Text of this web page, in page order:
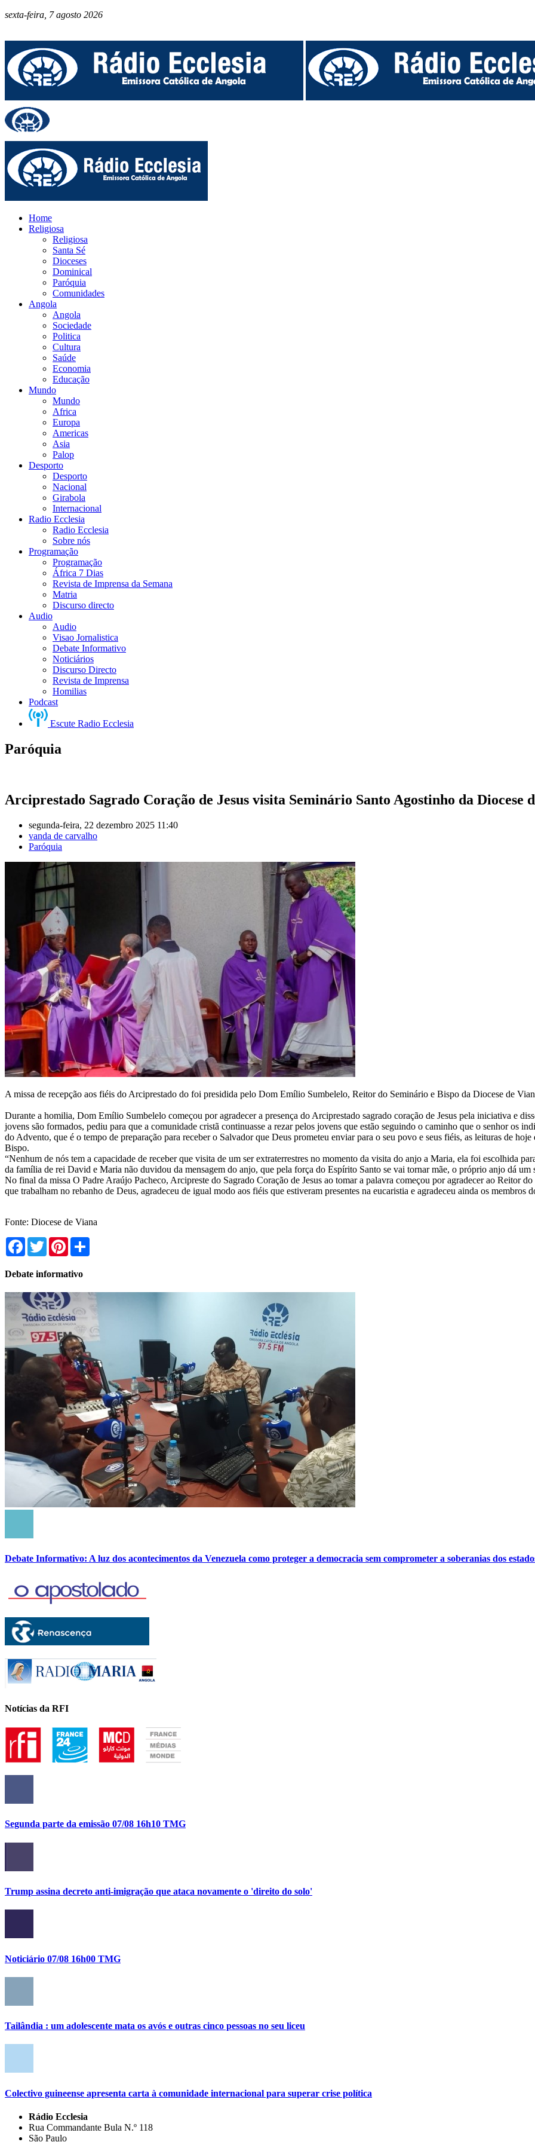
sexta-feira, 7 agosto 2026
Home
Religiosa
Religiosa
Santa Sé
Dioceses
Dominical
Paróquia
Comunidades
Angola
Angola
Sociedade
Politica
Cultura
Saúde
Economia
Educação
Mundo
Mundo
Africa
Europa
Americas
Asia
Palop
Desporto
Desporto
Nacional
Girabola
Internacional
Radio Ecclesia
Radio Ecclesia
Sobre nós
Programação
Programação
África 7 Dias
Revista de Imprensa da Semana
Matria
Discurso directo
Audio
Audio
Visao Jornalistica
Debate Informativo
Noticiários
Discurso Directo
Revista de Imprensa
Homilias
Podcast
Escute Radio Ecclesia
Paróquia
Arciprestado Sagrado Coração de Jesus visita Seminário Santo Agostinho da Diocese
segunda-feira, 22 dezembro 2025 11:40
vanda de carvalho
Paróquia
A missa de recepção aos fiéis do Arciprestado do foi presidida pelo Dom Emílio Sumbelelo, Reitor do Seminário e Bispo da Diocese de
‎Durante a homilia, Dom Emílio Sumbelelo começou por agradecer a presença do Arciprestado sagrado coração de Jesus pela iniciativa e
jovens são formados, pediu para que a comunidade cristã continuasse a rezar pelos jovens que estão seguindo o caminho que o senhor os
do Advento, que é o tempo de preparação para receber o Salvador que Deus prometeu enviar para o seu povo e seus fiéis, as leituras de
Bispo.
“‎Nenhum de nós tem a capacidade de receber que visita de um ser extraterrestres no momento da visita do anjo a Maria, ela foi escolhida
da família de rei David e Maria não duvidou da mensagem do anjo, que pela força do Espírito Santo se vai tornar mãe, o próprio anjo dá um
‎‎No final da missa O Padre Araújo Pacheco, Arcipreste do Sagrado Coração de Jesus ao tomar a palavra começou por agradecer ao Reitor
que trabalham no rebanho de Deus, agradeceu de igual modo aos fiéis que estiveram presentes na eucaristia e agradeceu ainda os membros
‎Fonte: Diocese de Viana
Facebook
TwitterPinterest
Debate informativo
Debate Informativo: A luz dos acontecimentos da Venezuela como proteger a democracia sem comprometer a soberanias dos
Notícias da RFI
Segunda parte da emissão 07/08 16h10 TMG
Trump assina decreto anti-imigração que ataca novamente o 'direito do solo'
Noticiário 07/08 16h00 TMG
Tailândia : um adolescente mata os avós e outras cinco pessoas no seu liceu
Colectivo guineense apresenta carta à comunidade internacional para superar crise política
Rádio Ecclesia
Rua Commandante Bula N.º 118
São Paulo